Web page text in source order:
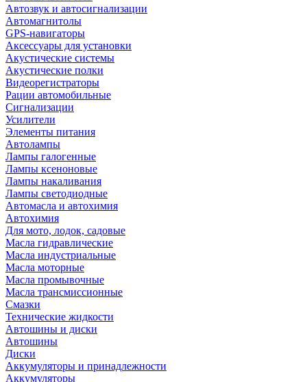
Автозвук и автосигнализации
Автомагнитолы
GPS-навигаторы
Аксессуары для установки
Акустические системы
Акустические полки
Видеорегистраторы
Рации автомобильные
Сигнализации
Усилители
Элементы питания
Автолампы
Лампы галогенные
Лампы ксеноновые
Лампы накаливания
Лампы светодиодные
Автомасла и автохимия
Автохимия
Для мото, лодок, садовые
Масла гидравлические
Масла индустриальные
Масла моторные
Масла промывочные
Масла трансмиссионные
Смазки
Технические жидкости
Автошины и диски
Автошины
Диски
Аккумуляторы и принадлежности
Аккумуляторы